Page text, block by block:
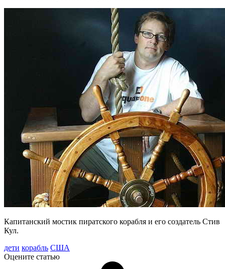
Капитанский мостик пиратского корабля и его создатель Стив
Кул.
дети корабль США
Оцените статью